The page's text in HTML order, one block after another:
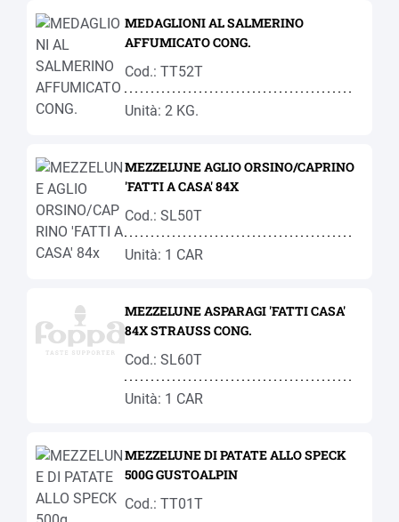
MEDAGLIONI AL SALMERINO
AFFUMICATO CONG.
Cod.: TT52T
Unità: 2 KG.
MEZZELUNE AGLIO ORSINO/CAPRINO
'FATTI A CASA' 84X
Cod.: SL50T
Unità: 1 CAR
MEZZELUNE ASPARAGI 'FATTI CASA'
84X STRAUSS CONG.
Cod.: SL60T
Unità: 1 CAR
MEZZELUNE DI PATATE ALLO SPECK
500G GUSTOALPIN
Cod.: TT01T